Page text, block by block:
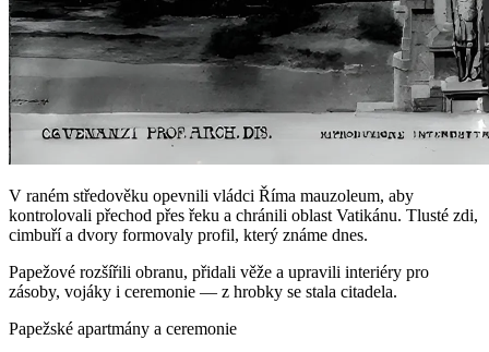
V raném středověku opevnili vládci Říma mauzoleum, aby
kontrolovali přechod přes řeku a chránili oblast Vatikánu. Tlusté zdi,
cimbuří a dvory formovaly profil, který známe dnes.
Papežové rozšířili obranu, přidali věže a upravili interiéry pro
zásoby, vojáky i ceremonie — z hrobky se stala citadela.
Papežské apartmány a ceremonie